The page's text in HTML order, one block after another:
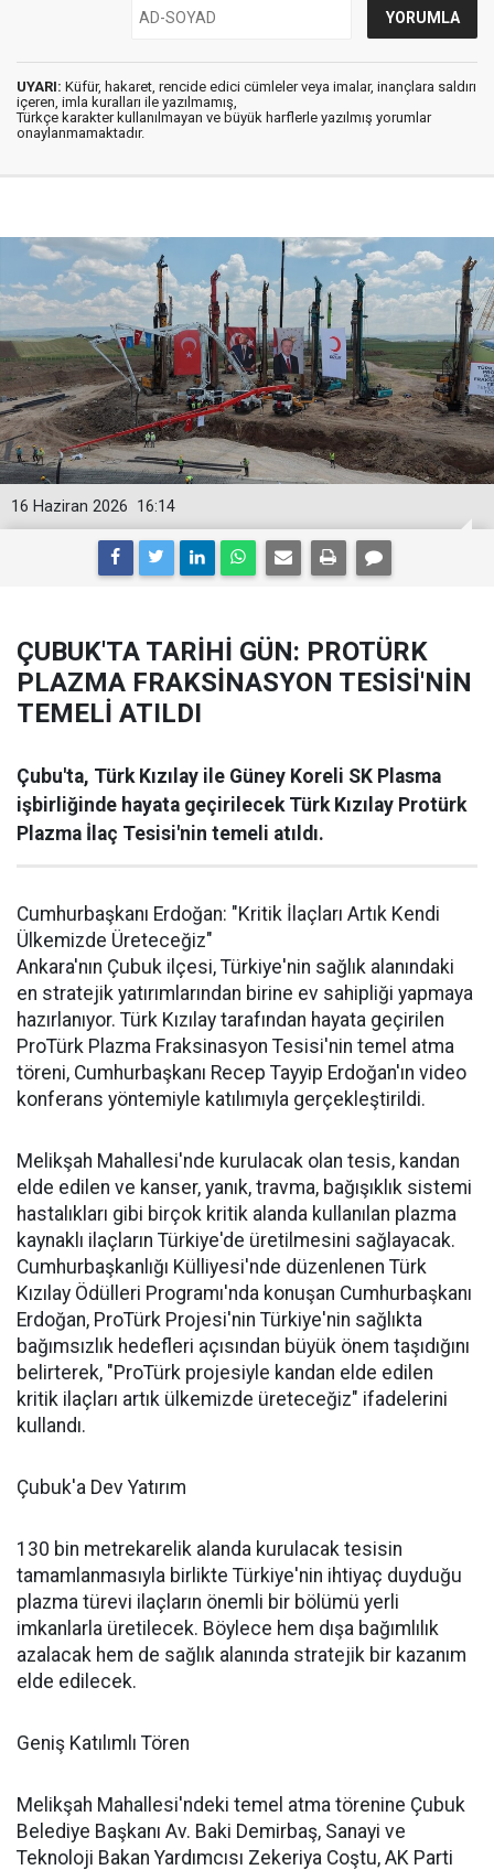
UYARI: Küfür, hakaret, rencide edici cümleler veya imalar, inançlara saldırı
içeren, imla kuralları ile yazılmamış,
Türkçe karakter kullanılmayan ve büyük harflerle yazılmış yorumlar
onaylanmamaktadır.
16:14
16 Haziran 2026
ÇUBUK'TA TARİHİ GÜN: PROTÜRK
PLAZMA FRAKSİNASYON TESİSİ'NİN
TEMELİ ATILDI
Çubu'ta, Türk Kızılay ile Güney Koreli SK Plasma
işbirliğinde hayata geçirilecek Türk Kızılay Protürk
Plazma İlaç Tesisi'nin temeli atıldı.
Cumhurbaşkanı Erdoğan: "Kritik İlaçları Artık Kendi
Ülkemizde Üreteceğiz"
Ankara'nın Çubuk ilçesi, Türkiye'nin sağlık alanındaki
en stratejik yatırımlarından birine ev sahipliği yapmaya
hazırlanıyor. Türk Kızılay tarafından hayata geçirilen
ProTürk Plazma Fraksinasyon Tesisi'nin temel atma
töreni, Cumhurbaşkanı Recep Tayyip Erdoğan'ın video
konferans yöntemiyle katılımıyla gerçekleştirildi.
Melikşah Mahallesi'nde kurulacak olan tesis, kandan
elde edilen ve kanser, yanık, travma, bağışıklık sistemi
hastalıkları gibi birçok kritik alanda kullanılan plazma
kaynaklı ilaçların Türkiye'de üretilmesini sağlayacak.
Cumhurbaşkanlığı Külliyesi'nde düzenlenen Türk
Kızılay Ödülleri Programı'nda konuşan Cumhurbaşkanı
Erdoğan, ProTürk Projesi'nin Türkiye'nin sağlıkta
bağımsızlık hedefleri açısından büyük önem taşıdığını
belirterek, "ProTürk projesiyle kandan elde edilen
kritik ilaçları artık ülkemizde üreteceğiz" ifadelerini
kullandı.
Çubuk'a Dev Yatırım
130 bin metrekarelik alanda kurulacak tesisin
tamamlanmasıyla birlikte Türkiye'nin ihtiyaç duyduğu
plazma türevi ilaçların önemli bir bölümü yerli
imkanlarla üretilecek. Böylece hem dışa bağımlılık
azalacak hem de sağlık alanında stratejik bir kazanım
elde edilecek.
Geniş Katılımlı Tören
Melikşah Mahallesi'ndeki temel atma törenine Çubuk
Belediye Başkanı Av. Baki Demirbaş, Sanayi ve
Teknoloji Bakan Yardımcısı Zekeriya Coştu, AK Parti